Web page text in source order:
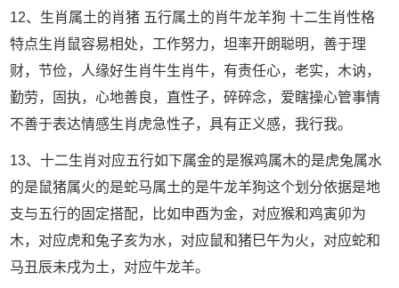
12、生肖属土的肖猪 五行属土的肖牛龙羊狗 十二生肖性格
特点生肖鼠容易相处，工作努力，坦率开朗聪明，善于理
财，节俭，人缘好生肖牛生肖牛，有责任心，老实，木讷，
勤劳，固执，心地善良，直性子，碎碎念，爱瞎操心管事情
不善于表达情感生肖虎急性子，具有正义感，我行我。
13、十二生肖对应五行如下属金的是猴鸡属木的是虎兔属水
的是鼠猪属火的是蛇马属土的是牛龙羊狗这个划分依据是地
支与五行的固定搭配，比如申酉为金，对应猴和鸡寅卯为
木，对应虎和兔子亥为水，对应鼠和猪巳午为火，对应蛇和
马丑辰未戌为土，对应牛龙羊。